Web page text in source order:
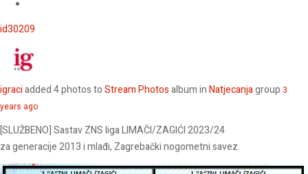
id30209
igraciadded 4 photos toStream Photosalbum inNatjecanjagroup 3
years ago
[SLUŽBENO] Sastav ZNS liga LIMAČI/ZAGIĆI 2023/24
za generacije 2013 i mlađi, Zagrebački nogometni savez.